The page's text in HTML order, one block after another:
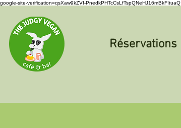
google-site-verification=qsXaw9kZVf-PnedkPHTcCsLfTspQNeHJ16mBkFItuaQ
Réservations